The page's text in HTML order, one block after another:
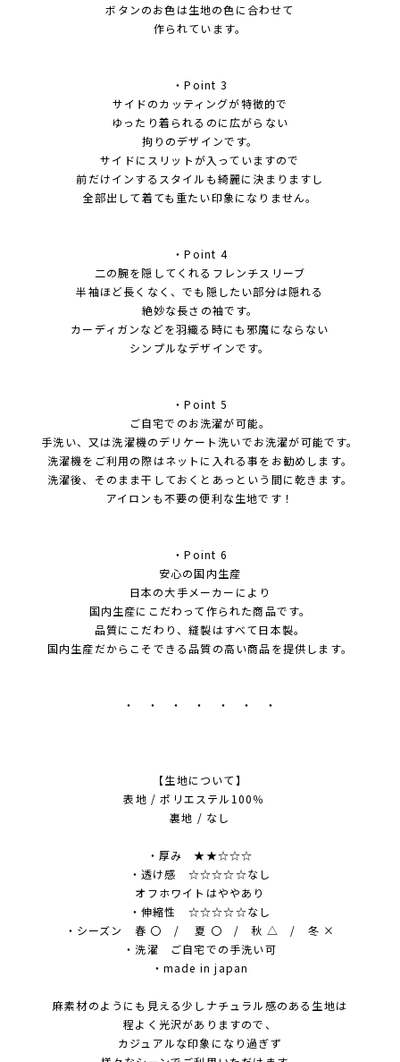
ボタンのお色は生地の色に合わせて
作られています。
・Point 3
サイドのカッティングが特徴的で
ゆったり着られるのに広がらない
拘りのデザインです。
サイドにスリットが入っていますので
前だけインするスタイルも綺麗に決まりますし
全部出して着ても重たい印象になりません。
・Point 4
二の腕を隠してくれるフレンチスリーブ
半袖ほど長くなく、でも隠したい部分は隠れる
絶妙な長さの袖です。
カーディガンなどを羽織る時にも邪魔にならない
シンプルなデザインです。
・Point 5
ご自宅でのお洗濯が可能。
手洗い、又は洗濯機のデリケート洗いでお洗濯が可能です。
洗濯機をご利用の際はネットに入れる事をお勧めします。
洗濯後、そのまま干しておくとあっという間に乾きます。
アイロンも不要の便利な生地です！
・Point 6
安心の国内生産
日本の大手メーカーにより
国内生産にこだわって作られた商品です。
品質にこだわり、縫製はすべて日本製。
国内生産だからこそできる品質の高い商品を提供します。
・ ・ ・ ・ ・ ・ ・
【生地について】
表地 / ポリエステル100％
裏地 / なし
・厚み ★★☆☆☆
・透け感 ☆☆☆☆☆なし
オフホワイトはややあり
・伸縮性 ☆☆☆☆☆なし
・シーズン 春 〇 / 夏 〇 / 秋 △ / 冬 ×
・洗濯 ご自宅での手洗い可
・made in japan
麻素材のようにも見える少しナチュラル感のある生地は
程よく光沢がありますので、
カジュアルな印象になり過ぎず